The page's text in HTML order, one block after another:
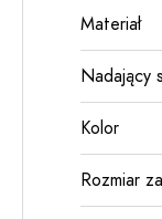
Materiał
Nadający
Kolor
Rozmiar